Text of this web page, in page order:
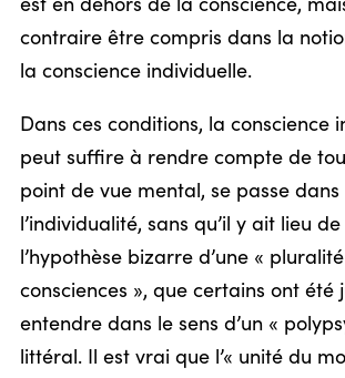
est en dehors de la conscience,
contraire être compris dans la
la conscience individuelle.
Dans ces conditions, la conscience
peut suffire à rendre compte de
point de vue mental, se passe
l’individualité, sans qu’il y ait lieu
l’hypothèse bizarre d’une «
consciences », que certains ont été
entendre dans le sens d’un «
littéral. Il est vrai que l’« unité du